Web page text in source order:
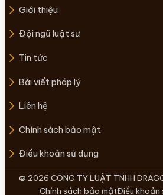
Giới thiệu
Đội ngũ luật sư
Tin tức
Bài viết pháp lý
Liên hệ
Chính sách bảo mật
Điều khoản sử dụng
© 2026 CÔNG TY LUẬT TNHH
Chính sách bảo mậtĐiều khoản